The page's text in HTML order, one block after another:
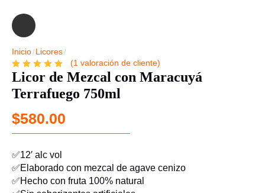
Inicio Licores
(1 valoración de cliente)
Licor de Mezcal con Maracuyá
Terrafuego 750ml
$580.00
✅12′ alc vol
✅Elaborado con mezcal de agave cenizo
✅Hecho con fruta 100% natural